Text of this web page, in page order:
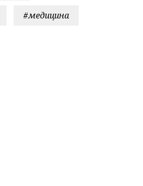
#медицина